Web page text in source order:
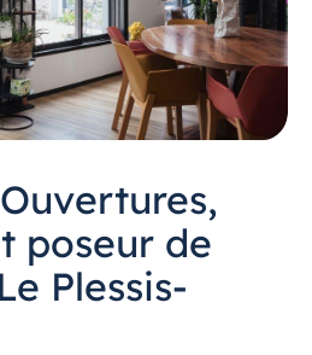
poseur de
Plessis-